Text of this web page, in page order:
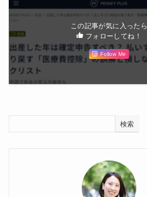
この記事が気に入ったら
フォローしてね！
Follow Me
検索